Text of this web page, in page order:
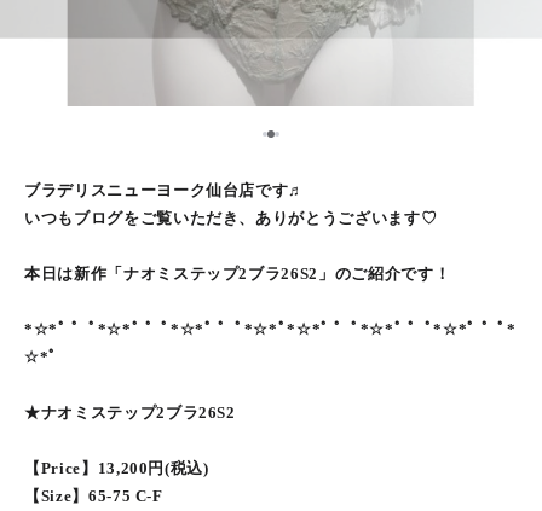
12
ブラデリスニューヨーク仙台店です♬
いつもブログをご覧いただき、ありがとうございます♡
本日は新作「ナオミステップ2ブラ26S2」のご紹介です！
*☆*ﾟ ゜ﾟ*☆*ﾟ ゜ﾟ*☆*ﾟ ゜ﾟ*☆*ﾟ*☆*ﾟ ゜ﾟ*☆*ﾟ ゜ﾟ*☆*ﾟ ゜ﾟ*
☆*ﾟ
★ナオミステップ2ブラ26S2
【Price】13,200円(税込)
【Size】65-75 C-F